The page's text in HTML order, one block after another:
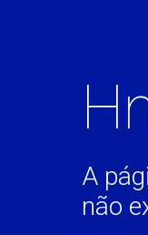
A
não